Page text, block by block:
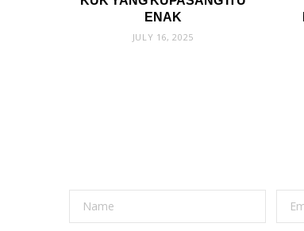
ENAK
JULY 16, 2025